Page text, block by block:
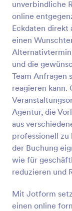
unverbindliche
online
Eckdaten direkt
einen
Alternativtermin
und die
Team Anfragen
reagieren
Agentur, die
aus
professionell
der Buchung
wie für
reduzieren und
Mit Jotform
einen online